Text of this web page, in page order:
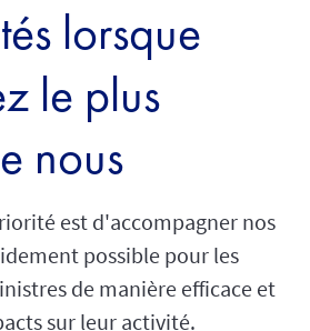
lorsque
le plus
nous
est d'accompagner nos
possible pour les
de manière efficace et
sur leur activité.